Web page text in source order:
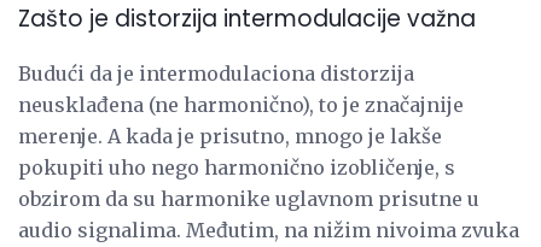
Zašto je distorzija intermodulacije važna
Budući da je intermodulaciona distorzija
neusklađena (ne harmonično), to je značajnije
merenje. A kada je prisutno, mnogo je lakše
pokupiti uho nego harmonično izobličenje, s
obzirom da su harmonike uglavnom prisutne u
audio signalima. Međutim, na nižim nivoima zvuka